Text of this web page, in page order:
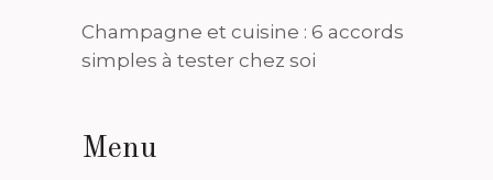
Champagne et cuisine : 6 accords
simples à tester chez soi
Menu